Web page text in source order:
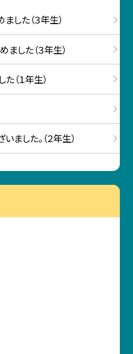
した（３年生）
した（３年生）
（１年生）
ました。（２年生）